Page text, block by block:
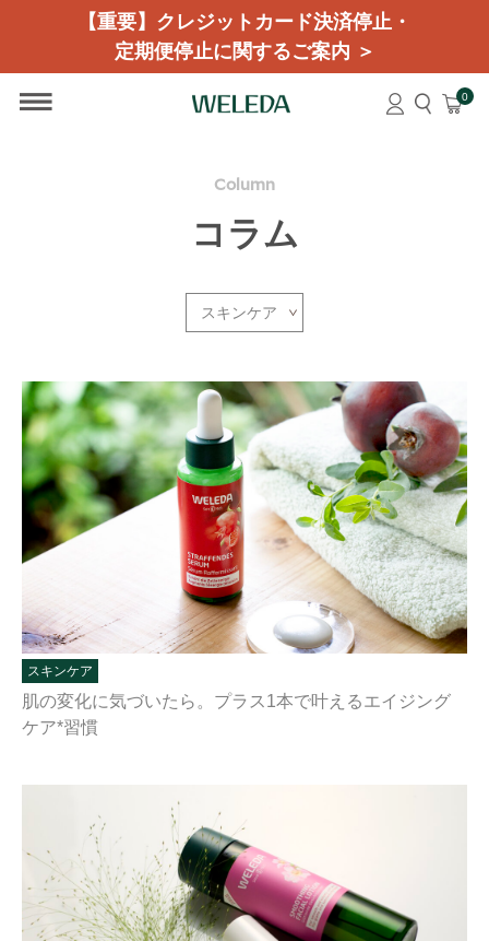
【重要】クレジットカード決済停止・
定期便停止に関するご案内 ＞
0
Column
コラム
スキンケア
スキンケア
肌の変化に気づいたら。プラス1本で叶えるエイジング
ケア*習慣